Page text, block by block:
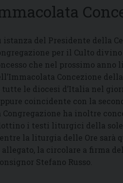
istanza del Presidente della
per il Culto
che nel prossimo
Concezione
le diocesi d’Italia nel
coincidente con la
Congregazione ha inoltre
i testi liturgici della
la liturgia delle Ore sarà
allegato, la circolare a firma
Stefano Russo.